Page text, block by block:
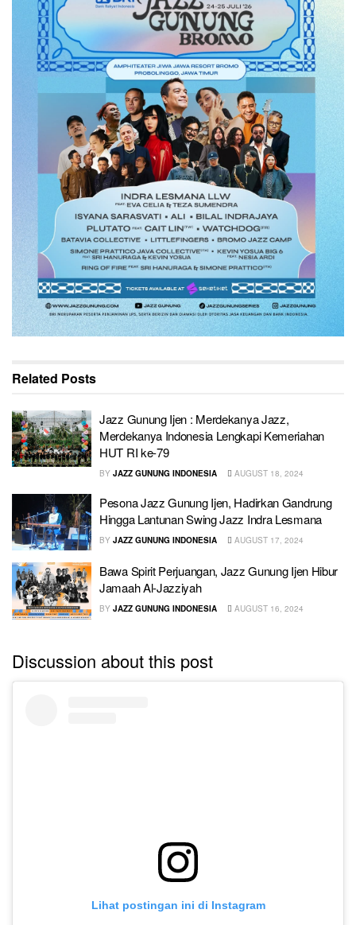
Related Posts
Jazz Gunung Ijen : Merdekanya Jazz,
Merdekanya Indonesia Lengkapi Kemeriahan
HUT RI ke-79
BY JAZZ GUNUNG INDONESIA AUGUST 18, 2024
Pesona Jazz Gunung Ijen, Hadirkan Gandrung
Hingga Lantunan Swing Jazz Indra Lesmana
BY JAZZ GUNUNG INDONESIA AUGUST 17, 2024
Bawa Spirit Perjuangan, Jazz Gunung Ijen Hibur
Jamaah Al-Jazziyah
BY JAZZ GUNUNG INDONESIA AUGUST 16, 2024
Discussion about this post
Lihat postingan ini di Instagram